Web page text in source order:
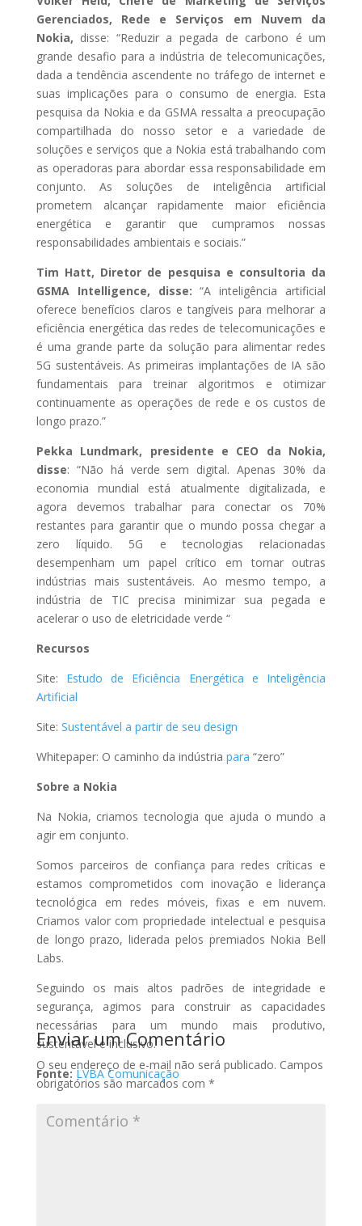
Gerenciados, Rede e Serviços em Nuvem da
Nokia, disse: “Reduzir a pegada de carbono é um
grande desafio para a indústria de telecomunicações,
dada a tendência ascendente no tráfego de internet e
suas implicações para o consumo de energia. Esta
pesquisa da Nokia e da GSMA ressalta a preocupação
compartilhada do nosso setor e a variedade de
soluções e serviços que a Nokia está trabalhando com
as operadoras para abordar essa responsabilidade em
conjunto. As soluções de inteligência artificial
prometem alcançar rapidamente maior eficiência
energética e garantir que cumpramos nossas
responsabilidades ambientais e sociais.”
Tim Hatt, Diretor de pesquisa e consultoria da
GSMA Intelligence, disse:“A inteligência artificial
oferece benefícios claros e tangíveis para melhorar a
eficiência energética das redes de telecomunicações e
é uma grande parte da solução para alimentar redes
5G sustentáveis. As primeiras implantações de IA são
fundamentais para treinar algoritmos e otimizar
continuamente as operações de rede e os custos de
longo prazo.”
Pekka Lundmark, presidente e CEO da Nokia,
disse: “Não há verde sem digital. Apenas 30% da
economia mundial está atualmente digitalizada, e
agora devemos trabalhar para conectar os 70%
restantes para garantir que o mundo possa chegar a
zero líquido. 5G e tecnologias relacionadas
desempenham um papel crítico em tornar outras
indústrias mais sustentáveis. Ao mesmo tempo, a
indústria de TIC precisa minimizar sua pegada e
acelerar o uso de eletricidade verde “
Recursos
Site: Estudo de Eficiência Energética e Inteligência
Artificial
Site: Sustentável a partir de seu design
Whitepaper: O caminho da indústria para “zero”
Sobre a Nokia
Na Nokia, criamos tecnologia que ajuda o mundo a
agir em conjunto.
Somos parceiros de confiança para redes críticas e
estamos comprometidos com inovação e liderança
tecnológica em redes móveis, fixas e em nuvem.
Criamos valor com propriedade intelectual e pesquisa
de longo prazo, liderada pelos premiados Nokia Bell
Labs.
Seguindo os mais altos padrões de integridade e
segurança, agimos para construir as capacidades
necessárias para um mundo mais produtivo,
sustentável e inclusivo.
Fonte:LVBA Comunicação
Enviar um Comentário
O seu endereço de e-mail não será publicado. Campos
obrigatórios são marcados com *